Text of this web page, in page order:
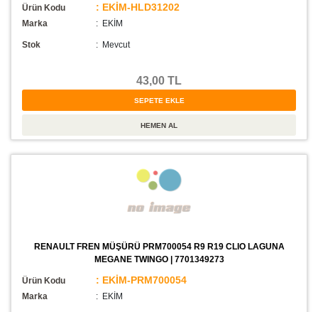
Ürün Kodu : EKİM-HLD31202
Marka : EKİM
Stok : Mevcut
43,00 TL
RENAULT FREN MÜŞÜRÜ PRM700054 R9 R19 CLIO LAGUNA
MEGANE TWINGO | 7701349273
Ürün Kodu : EKİM-PRM700054
Marka : EKİM